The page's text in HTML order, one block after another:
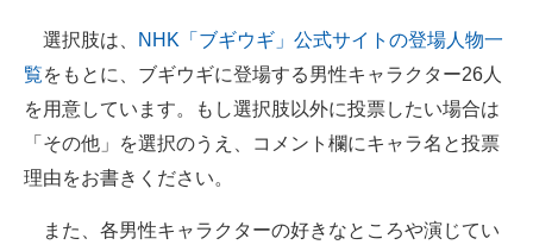
選択肢は、
NHK「ブギウギ」公式サイトの登場人物一
覧をもとに、ブギウギに登場する男性キャラクター26人
を用意しています。もし選択肢以外に投票したい場合は
「その他」を選択のうえ、コメント欄にキャラ名と投票
理由をお書きください。
また、各男性キャラクターの好きなところや演じてい